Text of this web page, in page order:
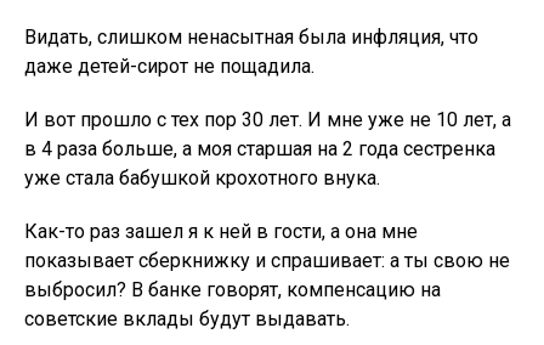
Видать, слишком ненасытная была инфляция, что
даже детей-сирот не пощадила.
И вот прошло с тех пор 30 лет. И мне уже не 10 лет, а
в 4 раза больше, а моя старшая на 2 года сестренка
уже стала бабушкой крохотного внука.
Как-то раз зашел я к ней в гости, а она мне
показывает сберкнижку и спрашивает: а ты свою не
выбросил? В банке говорят, компенсацию на
советские вклады будут выдавать.